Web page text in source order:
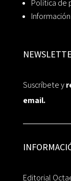
Política de
Suscríbete y
email.
Editorial